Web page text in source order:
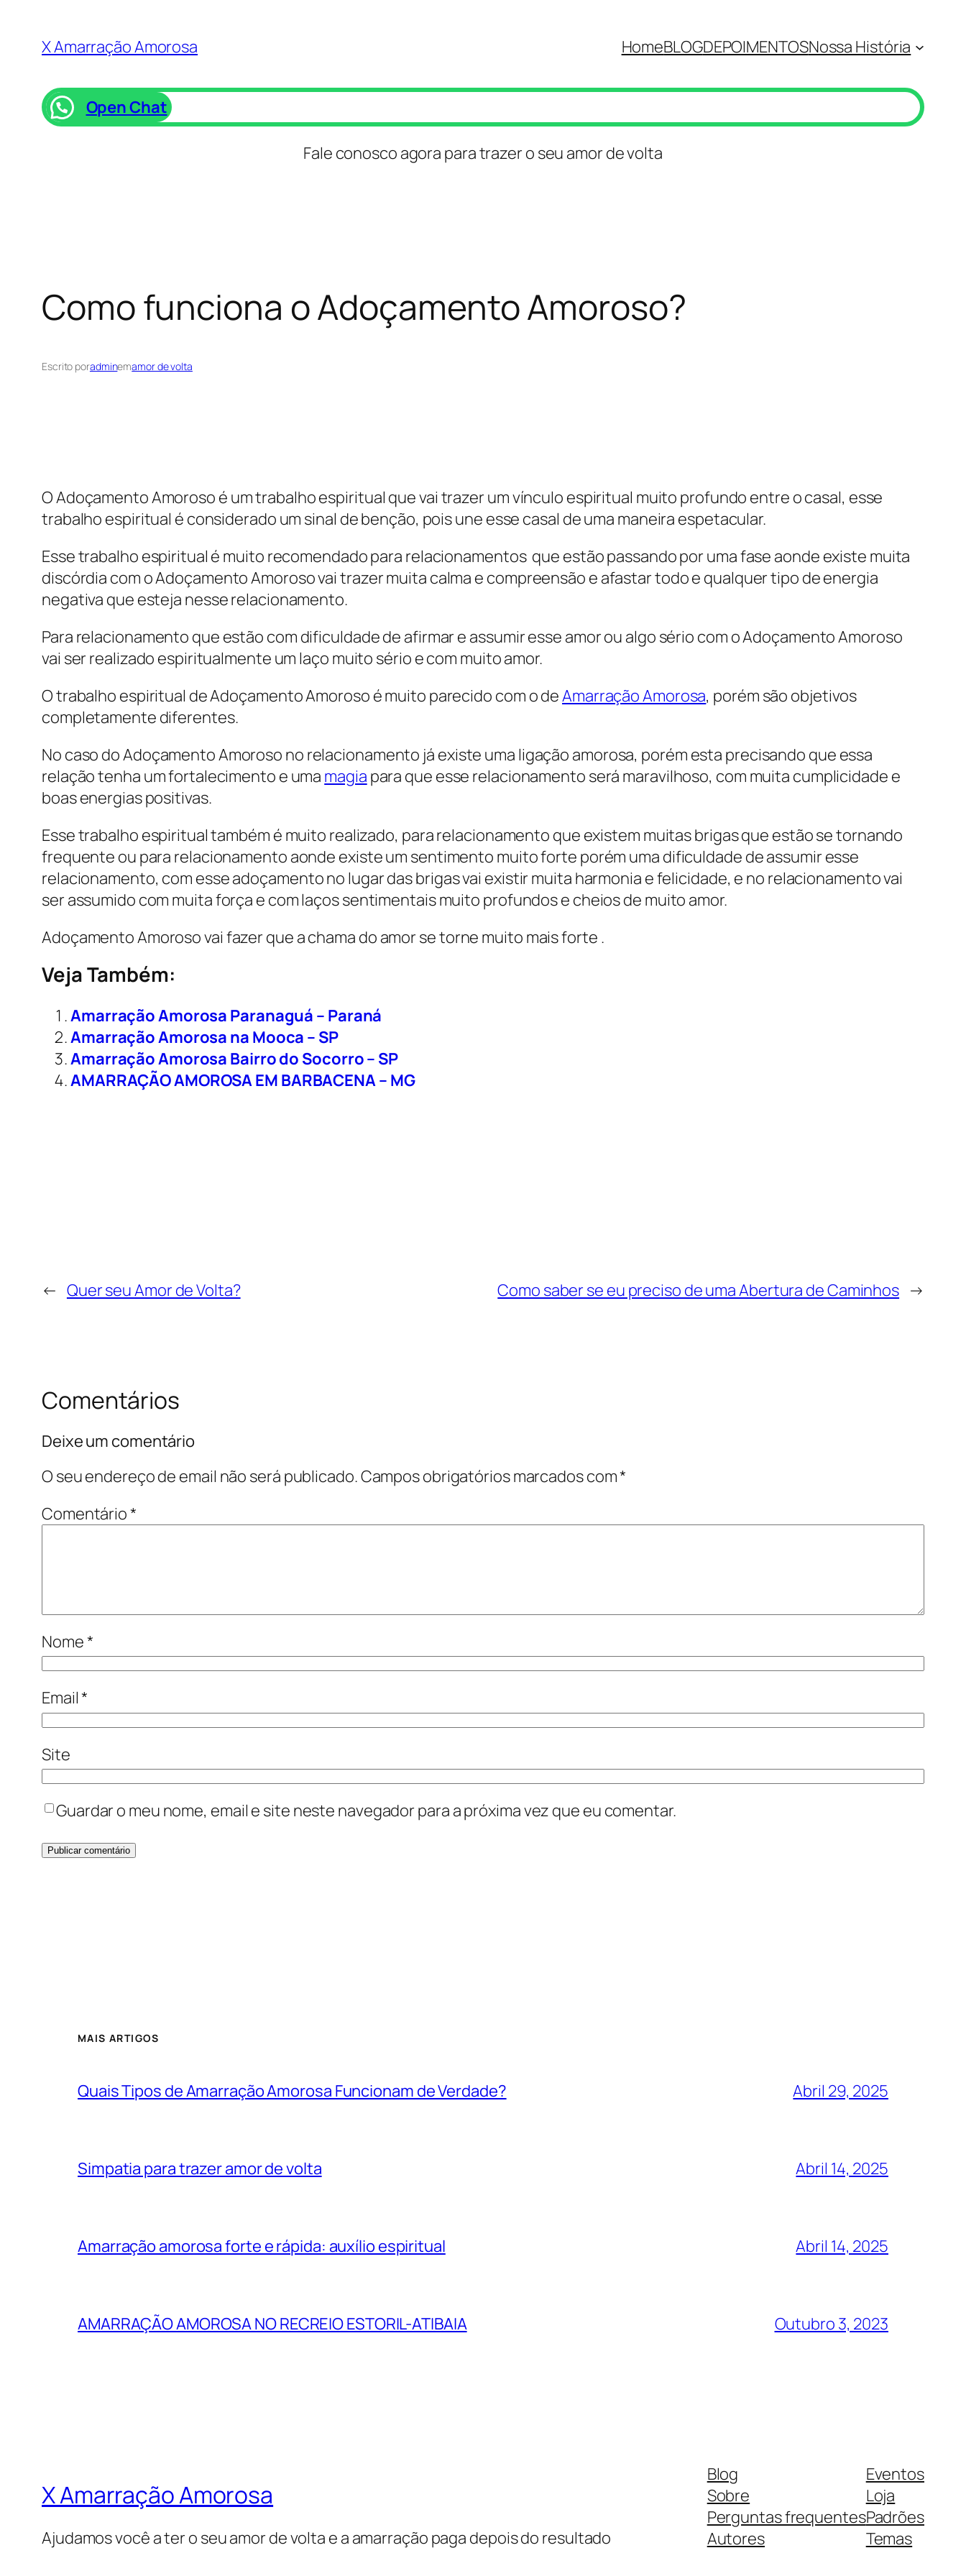
X Amarração Amorosa HomeBLOGDEPOIMENTOSNossa História
Open Chat
Fale conosco agora para trazer o seu amor de volta
Como funciona o Adoçamento Amoroso?
Escrito poradminemamor de volta
O Adoçamento Amoroso é um trabalho espiritual que vai trazer um vínculo espiritual muito profundo entre o casal, esse
trabalho espiritual é considerado um sinal de benção, pois une esse casal de uma maneira espetacular.
Esse trabalho espiritual é muito recomendado para relacionamentos que estão passando por uma fase aonde existe muita
discórdia com o Adoçamento Amoroso vai trazer muita calma e compreensão e afastar todo e qualquer tipo de energia
negativa que esteja nesse relacionamento.
Para relacionamento que estão com dificuldade de afirmar e assumir esse amor ou algo sério com o Adoçamento Amoroso
vai ser realizado espiritualmente um laço muito sério e com muito amor.
O trabalho espiritual de Adoçamento Amoroso é muito parecido com o deAmarração Amorosa, porém são objetivos
completamente diferentes.
No caso do Adoçamento Amoroso no relacionamento já existe uma ligação amorosa, porém esta precisando que essa
relação tenha um fortalecimento e uma magia para que esse relacionamento será maravilhoso, com muita cumplicidade e
boas energias positivas.
Esse trabalho espiritual também é muito realizado, para relacionamento que existem muitas brigas que estão se tornando
frequente ou para relacionamento aonde existe um sentimento muito forte porém uma dificuldade de assumir esse
relacionamento, com esse adoçamento no lugar das brigas vai existir muita harmonia e felicidade, e no relacionamento vai
ser assumido com muita força e com laços sentimentais muito profundos e cheios de muito amor.
Adoçamento Amoroso vai fazer que a chama do amor se torne muito mais forte .
Veja Também:
Amarração Amorosa Paranaguá – Paraná
Amarração Amorosa na Mooca – SP
Amarração Amorosa Bairro do Socorro – SP
AMARRAÇÃO AMOROSA EM BARBACENA – MG
← Quer seu Amor de Volta? Como saber se eu preciso de uma Abertura de Caminhos →
Comentários
Deixe um comentário
O seu endereço de email não será publicado.Campos obrigatórios marcados com*
Comentário*
Nome*
Email*
Site
Guardar o meu nome, email e site neste navegador para a próxima vez que eu comentar.
MAIS ARTIGOS
Quais Tipos de Amarração Amorosa Funcionam de Verdade? Abril 29, 2025
Simpatia para trazer amor de volta Abril 14, 2025
Amarração amorosa forte e rápida: auxílio espiritual Abril 14, 2025
AMARRAÇÃO AMOROSA NO RECREIO ESTORIL-ATIBAIA Outubro 3, 2023
X Amarração Amorosa
Ajudamos você a ter o seu amor de volta e a amarração paga depois do resultado
Blog
Sobre
Perguntas frequentes
Autores
Eventos
Loja
Padrões
Temas